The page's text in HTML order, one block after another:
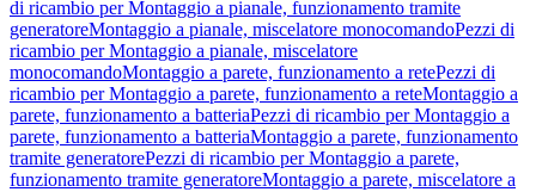
di ricambio per Montaggio a pianale, funzionamento tramite
generatoreMontaggio a pianale, miscelatore monocomandoPezzi di
ricambio per Montaggio a pianale, miscelatore
monocomandoMontaggio a parete, funzionamento a retePezzi di
ricambio per Montaggio a parete, funzionamento a reteMontaggio a
parete, funzionamento a batteriaPezzi di ricambio per Montaggio a
parete, funzionamento a batteriaMontaggio a parete, funzionamento
tramite generatorePezzi di ricambio per Montaggio a parete,
funzionamento tramite generatoreMontaggio a parete, miscelatore a